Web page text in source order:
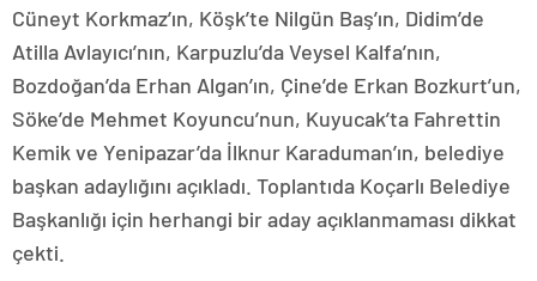
Cüneyt Korkmaz’ın, Köşk’te Nilgün Baş’ın, Didim’de
Atilla Avlayıcı’nın, Karpuzlu’da Veysel Kalfa’nın,
Bozdoğan’da Erhan Algan’ın, Çine’de Erkan Bozkurt’un,
Söke’de Mehmet Koyuncu’nun, Kuyucak’ta Fahrettin
Kemik ve Yenipazar’da İlknur Karaduman’ın, belediye
başkan adaylığını açıkladı. Toplantıda Koçarlı Belediye
Başkanlığı için herhangi bir aday açıklanmaması dikkat
çekti.